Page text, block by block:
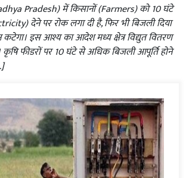
Pradesh) में किसानों (Farmers) को 10 घंटे
देने पर रोक लगा दी है, फिर भी बिजली दिया
कटेगा। इस आश्य का आदेश मध्य क्षेत्र विद्युत वितरण
कृषि फीडरों पर 10 घंटे से अधिक बिजली आपूर्ति होने